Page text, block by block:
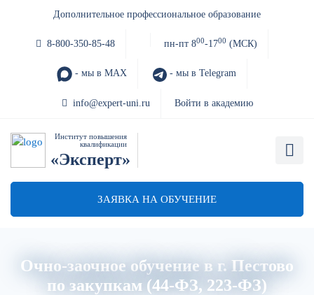
Дополнительное профессиональное образование
8-800-350-85-48 пн-пт 800-1700 (МСК)
- мы в MAX - мы в Telegram
info@expert-uni.ru Войти в академию
Институт повышения
квалификации
«Эксперт»
ЗАЯВКА НА ОБУЧЕНИЕ
Очно-заочное обучение в г. Пестово
по закупкам (44-ФЗ, 223-ФЗ)